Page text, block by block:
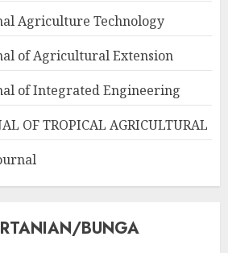
Agriculture Technology
of Agricultural Extension
of Integrated Engineering
OF TROPICAL AGRICULTURAL
BUNGA